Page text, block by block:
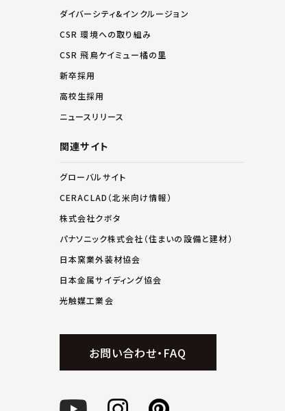
ダイバーシティ&インクルージョン
CSR 環境への取り組み
CSR 飛鳥ケイミュー橘の里
新卒採用
高校生採用
ニュースリリース
関連サイト
グローバルサイト
CERACLAD（北米向け情報）
株式会社クボタ
パナソニック株式会社（住まいの設備と建材）
日本窯業外装材協会
日本金属サイディング協会
光触媒工業会
お問い合わせ・FAQ